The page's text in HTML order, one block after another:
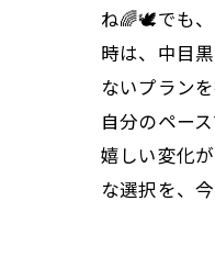
ね🌈🕊️でも、
時は、中目
ないプラン
自分のペー
嬉しい変化
な選択を、